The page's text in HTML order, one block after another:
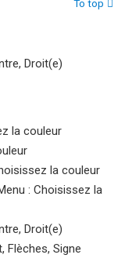
To top
Droit(e)
la couleur
la couleur
: Choisissez la
Droit(e)
Flèches, Signe